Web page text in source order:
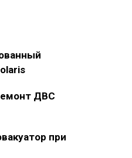
ДВС
при